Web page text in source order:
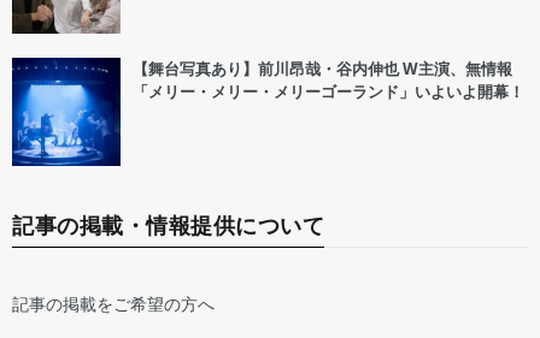
【舞台写真あり】前川昂哉・谷内伸也 W主演、無情報
「メリー・メリー・メリーゴーランド」いよいよ開幕！
記事の掲載・情報提供について
記事の掲載をご希望の方へ